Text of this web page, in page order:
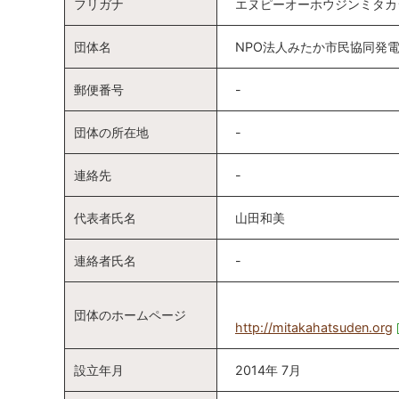
フリガナ エヌピーオーホウジンミタ
団体名 NPO法人みたか市民協同発電
郵便番号 -
団体の所在地 -
連絡先 -
代表者氏名 山田和美
連絡者氏名 -
団体のホームページ
http://mitakahatsuden.org
設立年月 2014年 7月